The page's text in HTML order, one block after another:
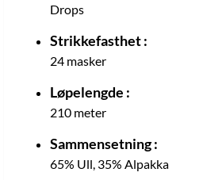
Drops
Strikkefasthet :
24 masker
Løpelengde :
210 meter
Sammensetning :
65% Ull, 35% Alpakka